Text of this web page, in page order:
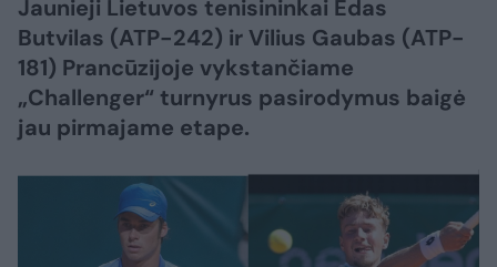
Jaunieji Lietuvos tenisininkai Edas
Butvilas (ATP-242) ir Vilius Gaubas (ATP-
181) Prancūzijoje vykstančiame
„Challenger“ turnyrus pasirodymus baigė
jau pirmajame etape.